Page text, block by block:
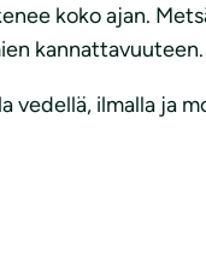
koko ajan.
kannattavuuteen.
vedellä, ilmalla ja